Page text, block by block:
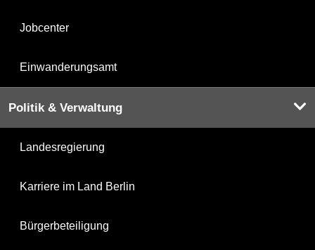
Jobcenter
Einwanderungsamt
Politik & Verwaltung
Landesregierung
Karriere im Land Berlin
Bürgerbeteiligung